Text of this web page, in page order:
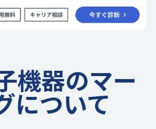
機器のマー
について